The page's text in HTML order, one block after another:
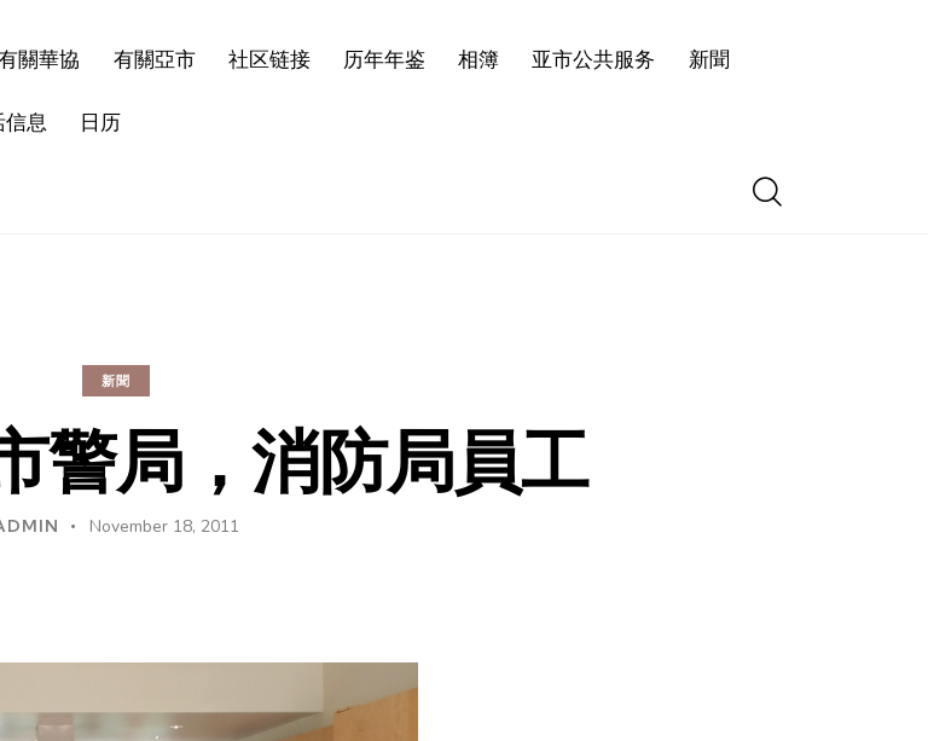
關華協 有關亞市 社区链接 历年年鉴 相簿 亚市公共服务 新聞
信息 日历
新聞
警局，消防局員工
November 18, 2011